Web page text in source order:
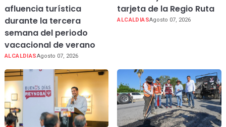
afluencia turística
durante la tercera
semana del periodo
vacacional de verano
ALCALDIASAgosto 07, 2026
tarjeta de la Regio Ruta
ALCALDIASAgosto 07, 2026